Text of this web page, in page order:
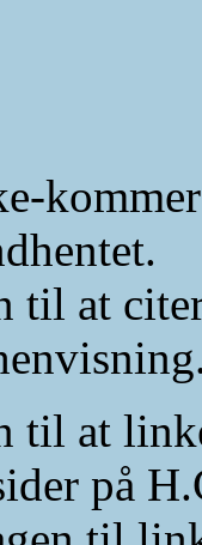
til at
til at
på